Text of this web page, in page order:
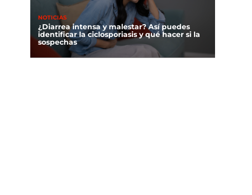
NOTICIAS
¿Diarrea intensa y malestar? Así puedes
identificar la ciclosporiasis y qué hacer si la
sospechas